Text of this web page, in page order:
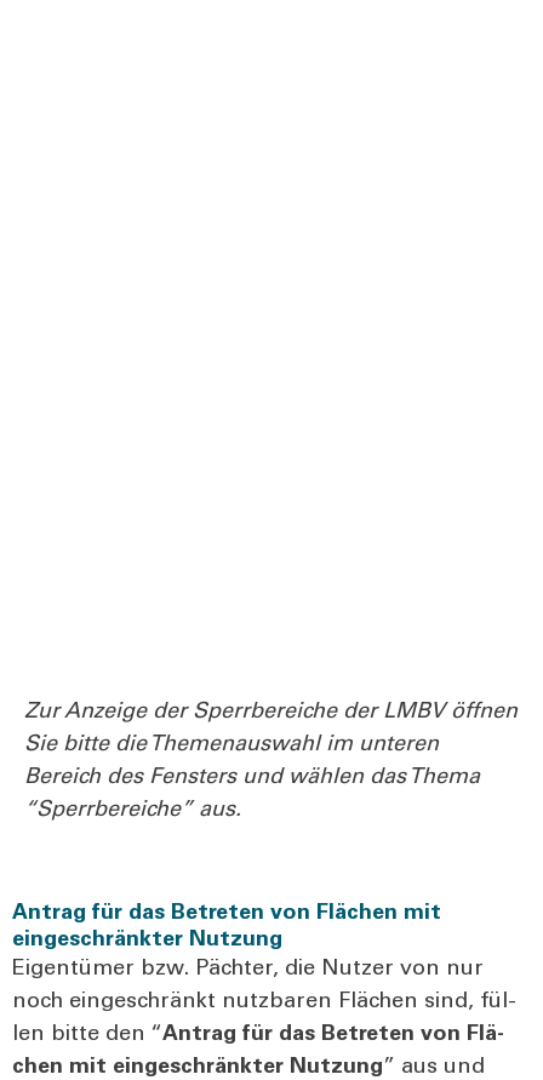
Zur Anzei­ge der Sperr­be­rei­che der LMBV öff­nen
Sie bit­te die The­men­aus­wahl im unte­ren
Bereich des Fens­ters und wäh­len das The­ma
“Sperr­be­rei­che” aus.
Antrag für das Betreten von Flächen mit
eingeschränkter Nutzung
Eigen­tü­mer bzw. Päch­ter, die Nut­zer von nur
noch ein­ge­schränkt nutz­ba­ren Flä­chen sind, fül­
len bit­te den “Antrag für das Betre­ten von Flä­
chen mit ein­ge­schränk­ter Nut­zung” aus und